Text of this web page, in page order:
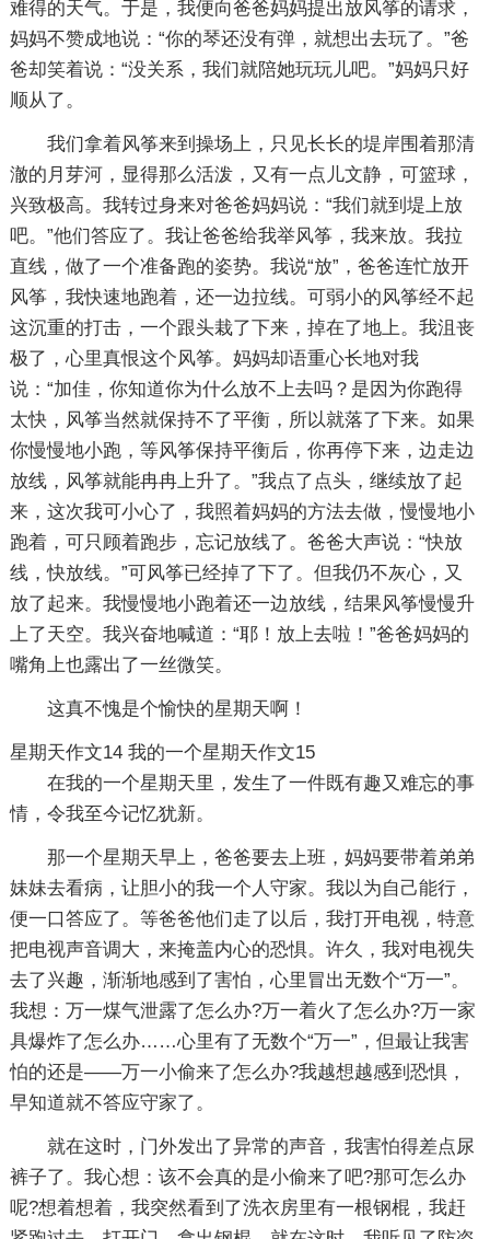
难得的天气。于是，我便向爸爸妈妈提出放风筝的请求，
妈妈不赞成地说：“你的琴还没有弹，就想出去玩了。”爸
爸却笑着说：“没关系，我们就陪她玩玩儿吧。”妈妈只好
顺从了。
我们拿着风筝来到操场上，只见长长的堤岸围着那清
澈的月芽河，显得那么活泼，又有一点儿文静，可篮球，
兴致极高。我转过身来对爸爸妈妈说：“我们就到堤上放
吧。”他们答应了。我让爸爸给我举风筝，我来放。我拉
直线，做了一个准备跑的姿势。我说“放”，爸爸连忙放开
风筝，我快速地跑着，还一边拉线。可弱小的风筝经不起
这沉重的打击，一个跟头栽了下来，掉在了地上。我沮丧
极了，心里真恨这个风筝。妈妈却语重心长地对我
说：“加佳，你知道你为什么放不上去吗？是因为你跑得
太快，风筝当然就保持不了平衡，所以就落了下来。如果
你慢慢地小跑，等风筝保持平衡后，你再停下来，边走边
放线，风筝就能冉冉上升了。”我点了点头，继续放了起
来，这次我可小心了，我照着妈妈的方法去做，慢慢地小
跑着，可只顾着跑步，忘记放线了。爸爸大声说：“快放
线，快放线。”可风筝已经掉了下了。但我仍不灰心，又
放了起来。我慢慢地小跑着还一边放线，结果风筝慢慢升
上了天空。我兴奋地喊道：“耶！放上去啦！”爸爸妈妈的
嘴角上也露出了一丝微笑。
这真不愧是个愉快的星期天啊！
星期天作文14
在我的一个星期天里，发生了一件既有趣又难忘的事
情，令我至今记忆犹新。
那一个星期天早上，爸爸要去上班，妈妈要带着弟弟
妹妹去看病，让胆小的我一个人守家。我以为自己能行，
便一口答应了。等爸爸他们走了以后，我打开电视，特意
把电视声音调大，来掩盖内心的恐惧。许久，我对电视失
去了兴趣，渐渐地感到了害怕，心里冒出无数个“万一”。
我想：万一煤气泄露了怎么办?万一着火了怎么办?万一家
具爆炸了怎么办……心里有了无数个“万一”，但最让我害
怕的还是——万一小偷来了怎么办?我越想越感到恐惧，
早知道就不答应守家了。
就在这时，门外发出了异常的声音，我害怕得差点尿
裤子了。我心想：该不会真的是小偷来了吧?那可怎么办
呢?想着想着，我突然看到了洗衣房里有一根钢棍，我赶
我的一个星期天作文15